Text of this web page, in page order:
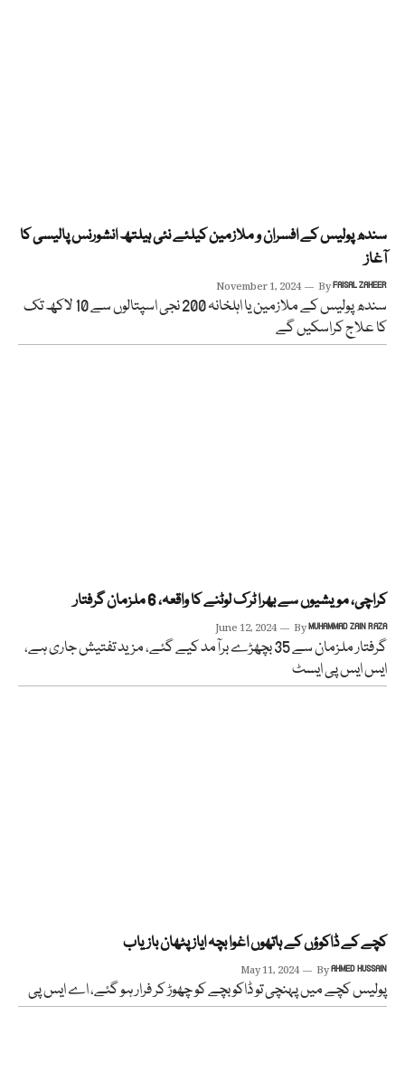
سندھ پولیس کے افسران و ملازمین کیلئے نئی ہیلتھ انشورنس پالیسی کا
آغاز
November 1, 2024 ByFAISAL ZAHEER
سندھ پولیس کے ملازمین یا اہلخانہ 200 نجی اسپتالوں سے 10 لاکھ تک
کا علاج کراسکیں گے
کراچی، مویشیوں سے بھرا ٹرک لوٹنے کا واقعہ، 6 ملزمان گرفتار
June 12, 2024 ByMUHAMMAD ZAIN RAZA
گرفتار ملزمان سے 35 بچھڑے برآمد کیے گئے، مزید تفتیش جاری ہے،
ایس ایس پی ایسٹ
کچے کے ڈاکوؤں کے ہاتھوں اغوا بچہ ایاز پٹھان بازیاب
May 11, 2024 ByAHMED HUSSAIN
پولیس کچے میں پہنچی تو ڈاکو بچے کو چھوڑ کر فرار ہو گئے، اے ایس پی